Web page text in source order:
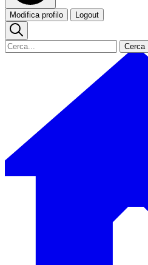
Modifica profilo Logout
Cerca